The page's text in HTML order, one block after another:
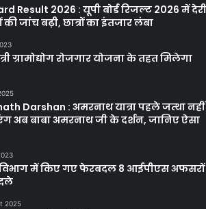
Result 2026 : यूपी बोर्ड रिजल्ट 2026 में
की जांच बढ़ी, छात्रों का इंतजार लंबा
ग्रामोद्योग रोजगार योजना के तहत मिलेगा
Darshan : अमरनाथ यात्रा पहले जत्था नहीं
अब बाबा अमरनाथ जी के दर्शन, जानिए ऐसा
में किए गए फेरबदल 8 आईपीएस अफसरों
2025